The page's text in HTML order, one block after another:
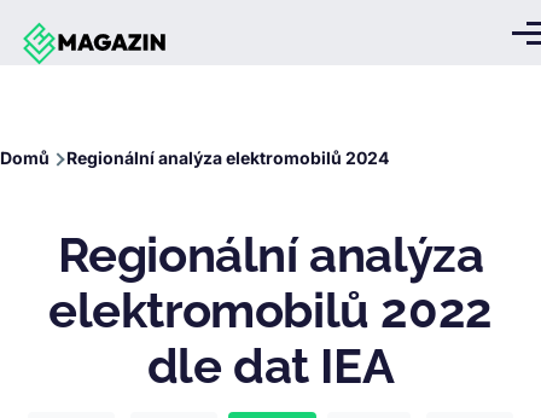
Přejít k hlavnímu obsahu
Domů Regionální analýza elektromobilů 2024
Regionální analýza
elektromobilů 2022
dle dat IEA